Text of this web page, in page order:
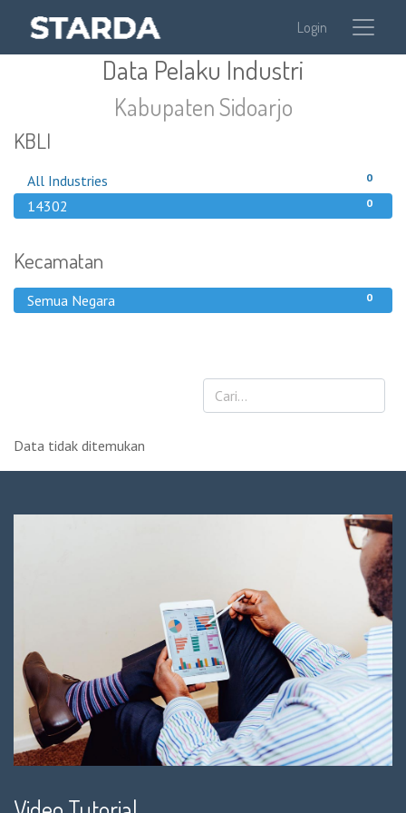
Login
Data Pelaku Industri
Kabupaten Sidoarjo
KBLI
0
All Industries
0
14302
Kecamatan
0
Semua Negara
Data tidak ditemukan